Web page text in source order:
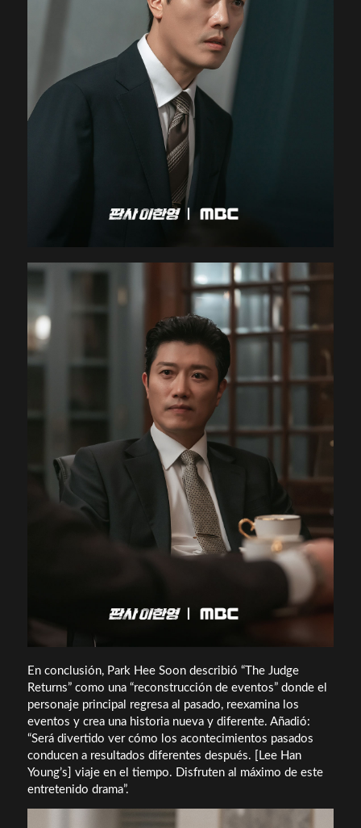
En conclusión, Park Hee Soon describió “The Judge
Returns” como una “reconstrucción de eventos” donde el
personaje principal regresa al pasado, reexamina los
eventos y crea una historia nueva y diferente. Añadió:
“Será divertido ver cómo los acontecimientos pasados ​​
conducen a resultados diferentes después. [Lee Han
Young’s] viaje en el tiempo. Disfruten al máximo de este
entretenido drama”.